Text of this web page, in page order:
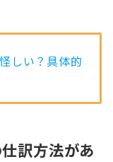
しい？具体的
訳方法があ